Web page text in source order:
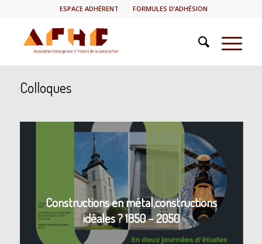
ESPACE ADHÉRENT FORMULES D’ADHÉSION
Colloques
Constructions en métal,constructions
idéales ? 1850 – 2050